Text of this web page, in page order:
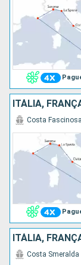
ITÁLIA,
Costa Fascinosa
ITÁLIA,
Costa Smeralda